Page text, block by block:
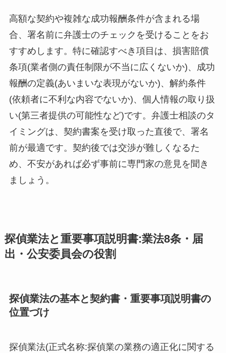
高額な契約や複雑な成功報酬条件が含まれる場
合、署名前に弁護士のチェックを受けることをお
すすめします。特に確認すべき項目は、損害賠償
条項(業者側の責任制限が不当に広くないか)、成功
報酬の定義(あいまいな表現がないか)、解約条件
(依頼者に不利な内容でないか)、個人情報の取り扱
い(第三者提供の可能性など)です。弁護士相談のタ
イミングは、契約書案を受け取った直後で、署名
前が最適です。契約後では交渉が難しくなるた
め、不安があれば必ず事前に専門家の意見を聞き
ましょう。
探偵業法と重要事項説明書:業法8条・届
出・公安委員会の役割
探偵業法の基本と契約書・重要事項説明書の
位置づけ
探偵業法(正式名称:探偵業の業務の適正化に関する